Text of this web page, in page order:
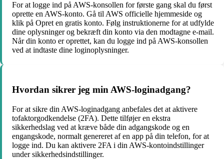
For at logge ind på AWS-konsollen for første gang skal du først
oprette en AWS-konto. Gå til AWS officielle hjemmeside og
klik på Opret en gratis konto. Følg instruktionerne for at udfylde
dine oplysninger og bekræft din konto via den modtagne e-mail.
Når din konto er oprettet, kan du logge ind på AWS-konsollen
ved at indtaste dine loginoplysninger.
Hvordan sikrer jeg min AWS-loginadgang?
For at sikre din AWS-loginadgang anbefales det at aktivere
tofaktorgodkendelse (2FA). Dette tilføjer en ekstra
sikkerhedslag ved at kræve både din adgangskode og en
engangskode, normalt genereret af en app på din telefon, for at
logge ind. Du kan aktivere 2FA i din AWS-kontoindstillinger
under sikkerhedsindstillinger.